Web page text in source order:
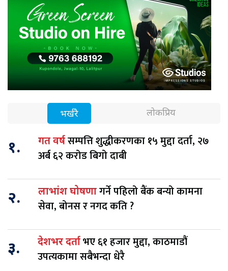
भर्खरै लोकप्रिय
१. गत वर्षसम्पत्ति शुद्धीकरणका १५ मुद्दा दर्ता, २७
अर्ब ६२ करोड बिगो दाबी
२. लाभांश घोषणागर्ने पहिलो बैंक बन्यो कामना
सेवा, बोनस र नगद कति ?
३. देशभर दर्ताभए ६१ हजार मुद्दा, काठमाडौं
उपत्यकामा सबैभन्दा धेरै